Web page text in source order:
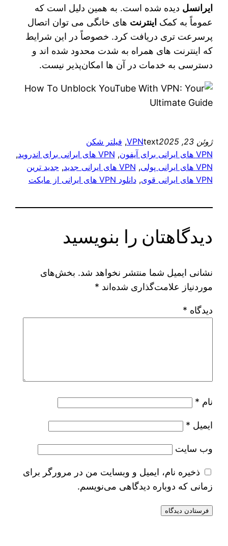
ایرانسل دیده شده است. به همین دلیل است که
عموماً به کمک اینترنت‌ های خانگی می‌ توان اتصال
پرسرعت‌ تری دریافت کرد. خصوصاً در این شرایط
که اینترنت‌ های همراه به شدت محدود شده اند و
دسترسی به خدمات در آن ها امکان‌پذیر نیست.
ژوئن 23, 2025 text
VPN
, فیلتر شکن
VPN های ایرانی برای آیفون
, VPN های ایرانی برای اندروید
,
VPN های ایرانی پولی
, VPN های ایرانی جدید , جدید ترین
VPN های ایرانی قوی
, دانلود VPN های ایرانی از مایکت
دیدگاهتان را بنویسید
نشانی ایمیل شما منتشر نخواهد شد. بخش‌های
موردنیاز علامت‌گذاری شده‌اند *
دیدگاه *
نام *
ایمیل *
وب‌ سایت
ذخیره نام، ایمیل و وبسایت من در مرورگر برای
زمانی که دوباره دیدگاهی می‌نویسم.